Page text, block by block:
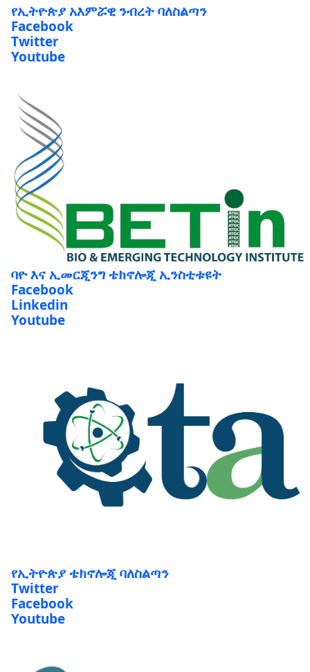
Facebook
Twitter
Youtube
ባዮ እና ኢመርጂንግ ቴክኖሎጂ ኢንስቲቱዩት
Facebook
Linkedin
Youtube
Twitter
Facebook
Youtube